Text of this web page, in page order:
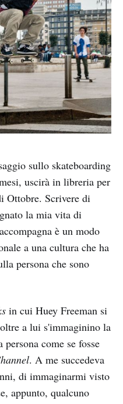
sullo skateboarding
uscirà in libreria per
Scrivere di
la mia vita di
è un modo
a una cultura che ha
persona che sono
in cui Huey Freeman si
a lui s'immaginino la
come se fosse
. A me succedeva
di immaginarmi visto
appunto, qualcuno